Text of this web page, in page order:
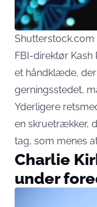
Shutterstock.com
FBI-direktør
et håndklæde,
gerningsstedet,
Yderligere
en skruetrækker,
tag, som menes
Charlie
under